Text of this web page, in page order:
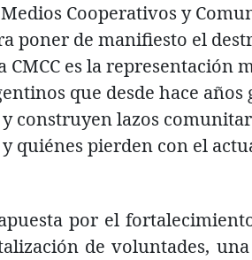
Cooperativos y
poner de manifiesto el
es la representación
que desde hace
construyen lazos
quiénes pierden con el
por el
de voluntades,